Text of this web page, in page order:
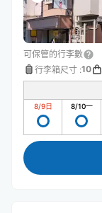
可保管的行李數
行李箱尺寸 :10
8/9日 8/10一